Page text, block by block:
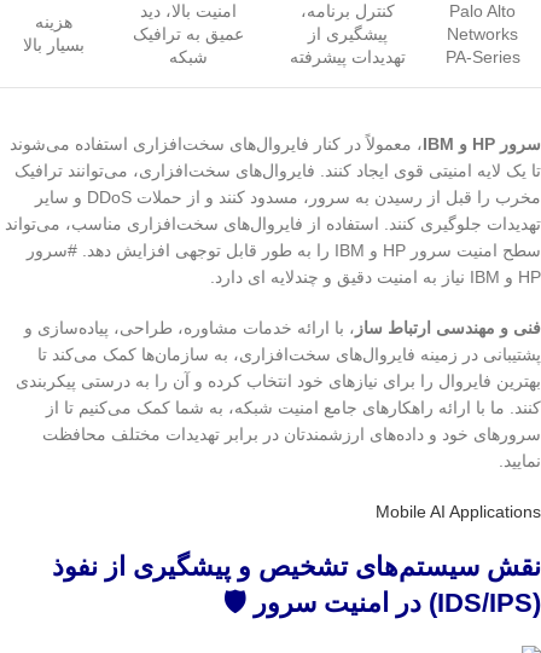
Palo Alto
Networks
PA-Series
کنترل برنامه،
پیشگیری از
تهدیدات پیشرفته
امنیت بالا، دید
عمیق به ترافیک
شبکه
هزینه
بسیار بالا
سرور HP و IBM
، معمولاً در کنار فایروال‌های سخت‌افزاری استفاده می‌شوند
تا یک لایه امنیتی قوی ایجاد کنند. فایروال‌های سخت‌افزاری، می‌توانند ترافیک
مخرب را قبل از رسیدن به سرور، مسدود کنند و از حملات DDoS و سایر
تهدیدات جلوگیری کنند. استفاده از فایروال‌های سخت‌افزاری مناسب، می‌تواند
سطح امنیت سرور HP و IBM را به طور قابل توجهی افزایش دهد. #سرور
HP و IBM نیاز به امنیت دقیق و چندلایه ای دارد.
فنی و مهندسی ارتباط ساز ، با ارائه خدمات مشاوره، طراحی، پیاده‌سازی و
پشتیبانی در زمینه فایروال‌های سخت‌افزاری، به سازمان‌ها کمک می‌کند تا
بهترین فایروال را برای نیازهای خود انتخاب کرده و آن را به درستی پیکربندی
کنند. ما با ارائه راهکارهای جامع امنیت شبکه، به شما کمک می‌کنیم تا از
سرورهای خود و داده‌های ارزشمندتان در برابر تهدیدات مختلف محافظت
نمایید.
Mobile AI Applications
نقش سیستم‌های تشخیص و پیشگیری از نفوذ
(IDS/IPS) در امنیت سرور 🛡️